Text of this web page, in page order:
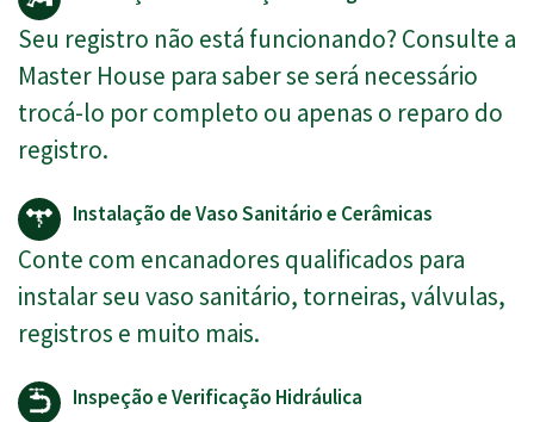
Seu registro não está funcionando? Consulte a
Master House para saber se será necessário
trocá-lo por completo ou apenas o reparo do
registro.
Instalação de Vaso Sanitário e Cerâmicas
Conte com encanadores qualificados para
instalar seu vaso sanitário, torneiras, válvulas,
registros e muito mais.
Inspeção e Verificação Hidráulica